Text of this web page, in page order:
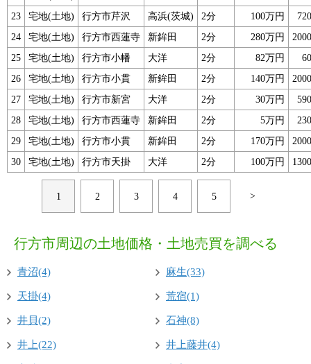
23
宅地(土地) 行方市芹沢 高浜(茨城) 2分 100万円
24
宅地(土地) 行方市西蓮寺 新鉾田 2分 280万円
25
宅地(土地) 行方市小幡 大洋 2分 82万円
26
宅地(土地) 行方市小貫 新鉾田 2分 140万円
27
宅地(土地) 行方市新宮 大洋 2分 30万円
28
宅地(土地) 行方市西蓮寺 新鉾田 2分 5万円
29
宅地(土地) 行方市小貫 新鉾田 2分 170万円
30
宅地(土地) 行方市天掛 大洋 2分 100万円
1 2 3 4 5 >
行方市周辺の土地価格・土地売買を調べる
青沼(4) 麻生(33)
天掛(4) 荒宿(1)
井貝(2) 石神(8)
井上(22) 井上藤井(4)